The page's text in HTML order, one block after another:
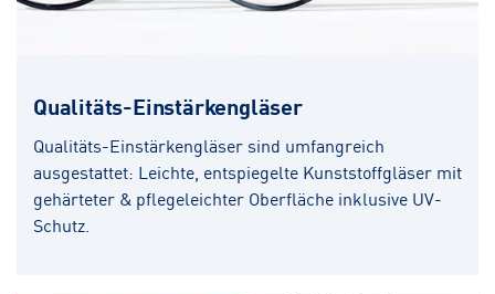
Qualitäts-Einstärkengläser
Qualitäts-Einstärkengläser sind umfangreich
ausgestattet: Leichte, entspiegelte Kunststoffgläser mit
gehärteter & pflegeleichter Oberfläche inklusive UV-
Schutz.